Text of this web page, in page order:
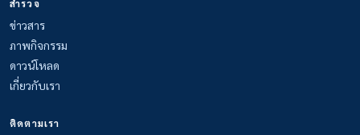
สำรวจ
ข่าวสาร
ภาพกิจกรรม
ดาวน์โหลด
เกี่ยวกับเรา
ติดตามเรา